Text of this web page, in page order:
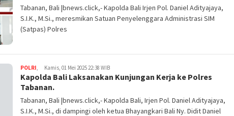
Tabanan, Bali |bnews.click,- Kapolda Bali Irjen Pol. Daniel Adityajaya,
S.I.K., M.Si., meresmikan Satuan Penyelenggara Administrasi SIM
(Satpas) Polres
POLRI Kamis, 01 Mei 2025 22:38 WIB
Kapolda Bali Laksanakan Kunjungan Kerja ke Polres
Tabanan.
Tabanan, Bali |bnews.click,- Kapolda Bali, Irjen Pol. Daniel Adityajaya,
S.I.K., M.Si., di dampingi oleh ketua Bhayangkari Bali Ny. Didit Daniel